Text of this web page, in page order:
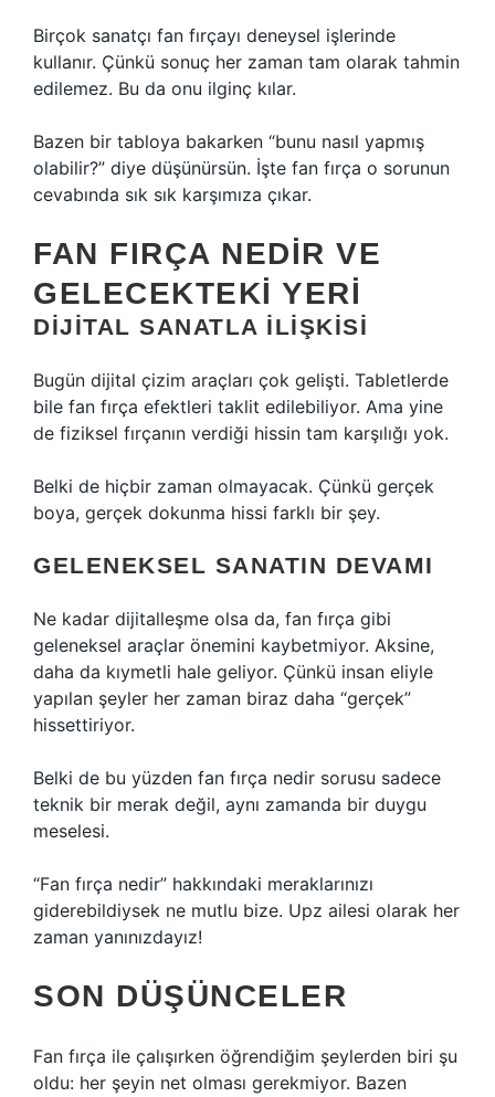
Birçok sanatçı fan fırçayı deneysel işlerinde
kullanır. Çünkü sonuç her zaman tam olarak tahmin
edilemez. Bu da onu ilginç kılar.
Bazen bir tabloya bakarken “bunu nasıl yapmış
olabilir?” diye düşünürsün. İşte fan fırça o sorunun
cevabında sık sık karşımıza çıkar.
FAN FIRÇA NEDIR VE
GELECEKTEKI YERI
DIJITAL SANATLA ILIŞKISI
Bugün dijital çizim araçları çok gelişti. Tabletlerde
bile fan fırça efektleri taklit edilebiliyor. Ama yine
de fiziksel fırçanın verdiği hissin tam karşılığı yok.
Belki de hiçbir zaman olmayacak. Çünkü gerçek
boya, gerçek dokunma hissi farklı bir şey.
GELENEKSEL SANATIN DEVAMI
Ne kadar dijitalleşme olsa da, fan fırça gibi
geleneksel araçlar önemini kaybetmiyor. Aksine,
daha da kıymetli hale geliyor. Çünkü insan eliyle
yapılan şeyler her zaman biraz daha “gerçek”
hissettiriyor.
Belki de bu yüzden fan fırça nedir sorusu sadece
teknik bir merak değil, aynı zamanda bir duygu
meselesi.
“Fan fırça nedir” hakkındaki meraklarınızı
giderebildiysek ne mutlu bize. Upz ailesi olarak her
zaman yanınızdayız!
SON DÜŞÜNCELER
Fan fırça ile çalışırken öğrendiğim şeylerden biri şu
oldu: her şeyin net olması gerekmiyor. Bazen